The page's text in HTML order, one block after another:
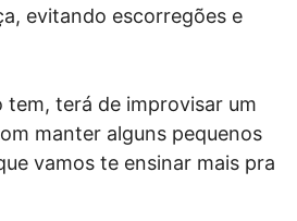
evitando escorregões e
tem, terá de improvisar um
manter alguns pequenos
vamos te ensinar mais pra